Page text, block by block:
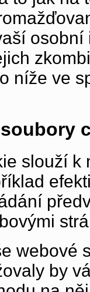
níže ve
slouží k
webové
by